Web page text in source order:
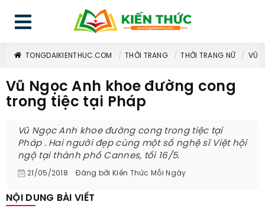
TONGDAIKIENTHUC.COM THỜI TRANG THỜI TRANG NỮ VŨ
Vũ Ngọc Anh khoe đường cong
trong tiệc tại Pháp
Vũ Ngọc Anh khoe đường cong trong tiệc tại
Pháp . Hai người đẹp cùng một số nghệ sĩ Việt hội
ngộ tại thành phố Cannes, tối 16/5.
21/05/2018 Đăng bởi Kiến Thức Mỗi Ngày
NỘI DUNG BÀI VIẾT